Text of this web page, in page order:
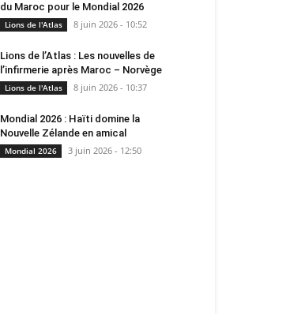
du Maroc pour le Mondial 2026
Lions de l'Atlas 8 juin 2026 - 10:52
Lions de l’Atlas : Les nouvelles de
l’infirmerie après Maroc – Norvège
Lions de l'Atlas 8 juin 2026 - 10:37
Mondial 2026 : Haïti domine la
Nouvelle Zélande en amical
Mondial 2026 3 juin 2026 - 12:50